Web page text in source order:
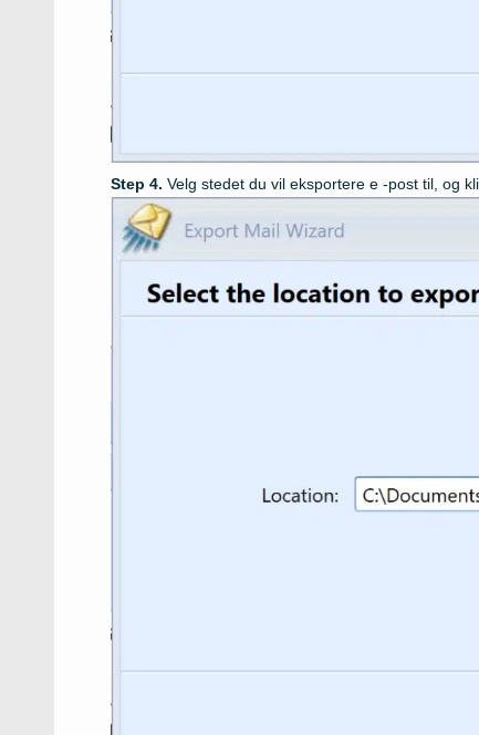
Velg stedet du vil eksportere e -post til, og